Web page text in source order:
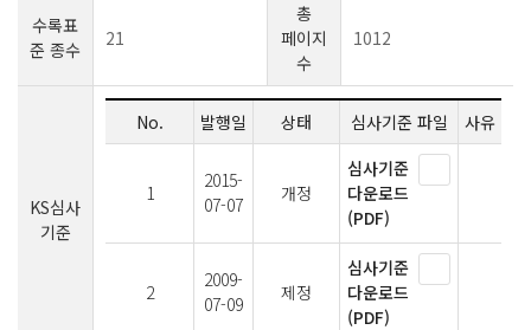
수록표
준 종수
21
총
페이지
수
1012
KS심사
기준
No. 발행일 상태 심사기준 파일 사유
1
2015-
07-07
개정
심사기준
다운로드
(PDF)
2
2009-
07-09
제정
심사기준
다운로드
(PDF)